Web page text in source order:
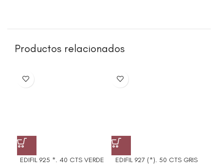
Productos relacionados
EDIFIL 925 *. 40 CTS VERDE
EDIFIL 927 (*). 50 CTS GRIS